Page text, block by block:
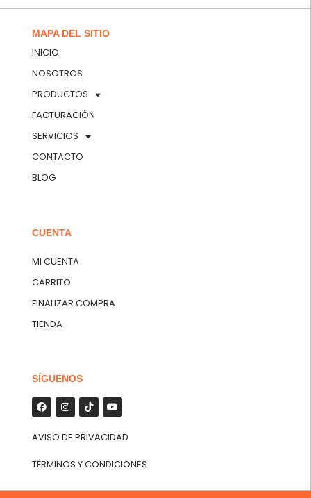
MAPA DEL SITIO
INICIO
NOSOTROS
PRODUCTOS
FACTURACIÓN
SERVICIOS
CONTACTO
BLOG
CUENTA
MI CUENTA
CARRITO
FINALIZAR COMPRA
TIENDA
SÍGUENOS
AVISO DE PRIVACIDAD
TÉRMINOS Y CONDICIONES